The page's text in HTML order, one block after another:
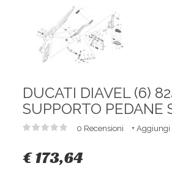
DUCATI DIAVEL (6)
SUPPORTO PEDANE
0 Recensioni +
€ 173,64